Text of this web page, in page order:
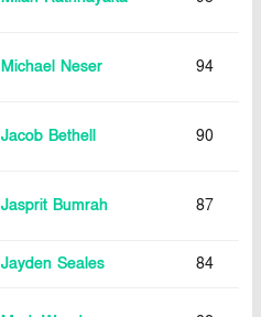
Michael Neser 94
Jacob Bethell 90
Jasprit Bumrah 87
Jayden Seales 84